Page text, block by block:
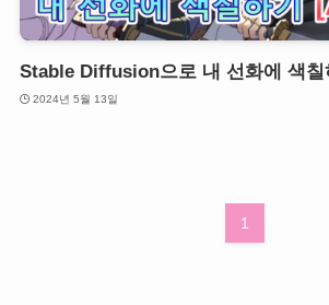
Stable Diffusion으로 내 선화에 색
2024년 5월 13일
1